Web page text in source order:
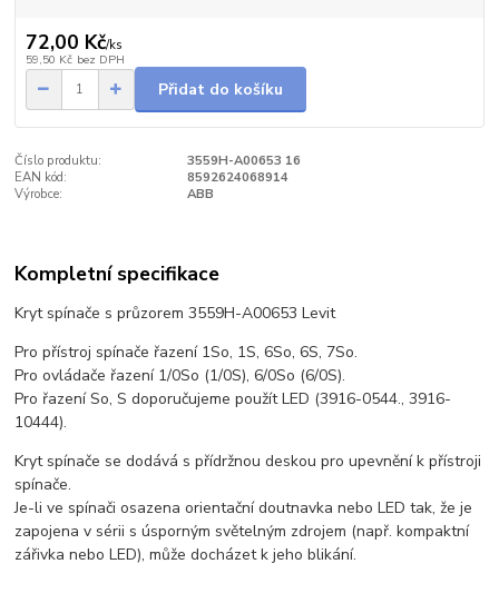
72,00 Kč/ks
59,50 Kč bez DPH
Přidat do košíku
Číslo produktu:
3559H-A00653 16
EAN kód:
8592624068914
Výrobce:
ABB
Kompletní specifikace
Kryt spínače s průzorem 3559H-A00653 Levit
Pro přístroj spínače řazení 1So, 1S, 6So, 6S, 7So.
Pro ovládače řazení 1/0So (1/0S), 6/0So (6/0S).
Pro řazení So, S doporučujeme použít LED (3916-0544., 3916-
10444).
Kryt spínače se dodává s přídržnou deskou pro upevnění k přístroji
spínače.
Je-li ve spínači osazena orientační doutnavka nebo LED tak, že je
zapojena v sérii s úsporným světelným zdrojem (např. kompaktní
zářivka nebo LED), může docházet k jeho blikání.